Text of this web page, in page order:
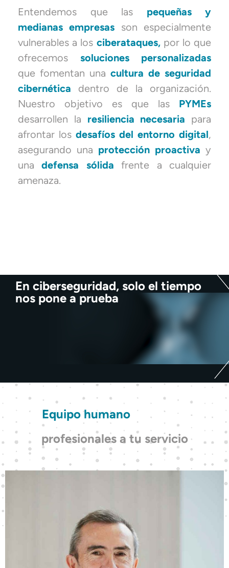
Entendemos que las pequeñas y
medianas empresas son especialmente
vulnerables a los ciberataques,por lo que
ofrecemos soluciones personalizadas
que fomentan una cultura de seguridad
cibernética dentro de la organización.
Nuestro objetivo es que las PYMEs
desarrollen la resiliencia necesaria para
afrontar los desafíos del entorno digital,
asegurando una protección proactiva y
unadefensa sólida frente a cualquier
amenaza.
En ciberseguridad, solo el tiempo
nos pone a prueba
Equipo humano
profesionales a tu servicio